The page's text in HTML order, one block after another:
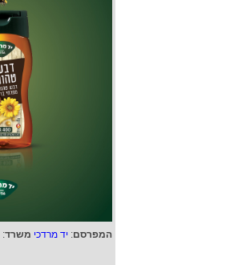
המפרסם: יד מרדכי משרד: